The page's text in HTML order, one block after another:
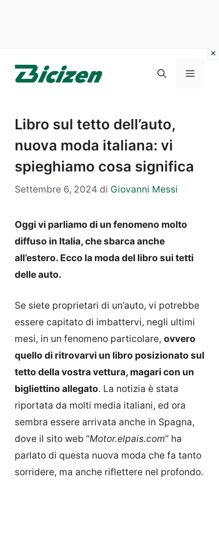
Menu
Libro sul tetto dell’auto,
nuova moda italiana: vi
spieghiamo cosa significa
Settembre 6, 2024 di Giovanni Messi
Oggi vi parliamo di un fenomeno molto
diffuso in Italia, che sbarca anche
all’estero. Ecco la moda del libro sui tetti
delle auto.
Se siete proprietari di un’auto, vi potrebbe
essere capitato di imbattervi, negli ultimi
mesi, in un fenomeno particolare, ovvero
quello di ritrovarvi un libro posizionato sul
tetto della vostra vettura, magari con un
bigliettino allegato. La notizia è stata
riportata da molti media italiani, ed ora
sembra essere arrivata anche in Spagna,
dove il sito web “Motor.elpais.com” ha
parlato di questa nuova moda che fa tanto
sorridere, ma anche riflettere nel profondo.